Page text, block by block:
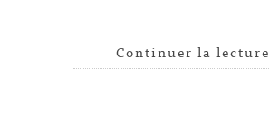
Continuer la lecture